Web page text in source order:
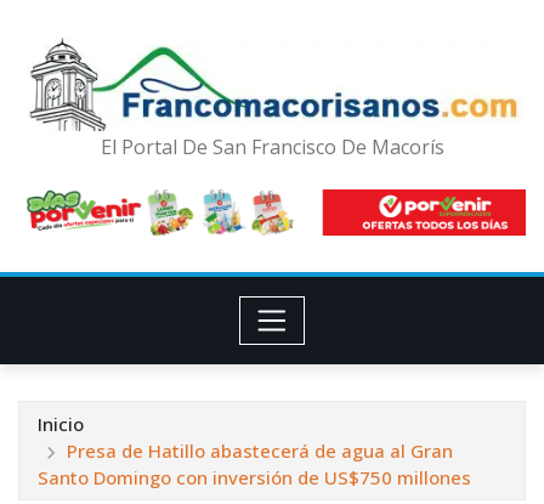
El Portal De San Francisco De Macorís
Inicio
Presa de Hatillo abastecerá de agua al Gran
Santo Domingo con inversión de US$750 millones